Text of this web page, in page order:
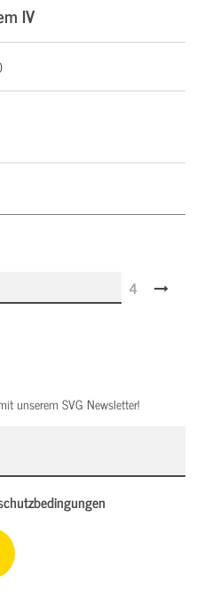
IV
4
unserem SVG Newsletter!